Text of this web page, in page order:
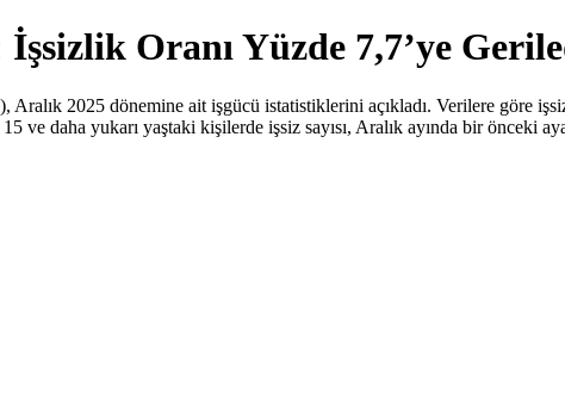
Oranı Yüzde 7,7’ye
2025 dönemine ait işgücü istatistiklerini açıkladı. Verilere göre
ve daha yukarı yaştaki kişilerde işsiz sayısı, Aralık ayında bir önceki